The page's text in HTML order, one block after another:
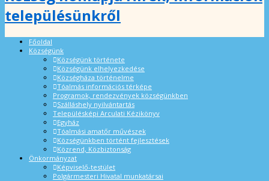
településünkről
Főoldal
Községünk
Községünk története
Községünk elhelyezkedése
Községháza történelme
Tóalmás információs térképe
Programok, rendezvények községünkben
Szálláshely nyilvántartás
Településképi Arculati Kézikönyv
Egyház
Tóalmási amatőr művészek
Községünkben történt fejlesztések
Közrend, Közbiztonság
Önkormányzat
Képviselő-testület
Polgármesteri Hivatal munkatársai